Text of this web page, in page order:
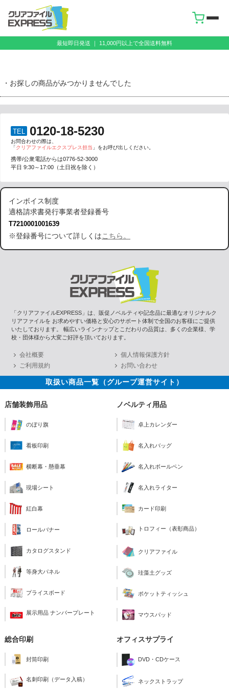
最短即日発送 ｜ 11,000円以上で全国送料無料
・お探しの商品がみつかりませんでした
TEL 0120-18-5230
お問合わせの際は、
「クリアファイルエクスプレス担当 」をお呼び出しください。
携帯/公衆電話からは0776-52-3000
平日 9:30～17:00（土日祝を除く）
インボイス制度
適格請求書発行事業者登録番号
T7210001001639
※登録番号について詳しくはこちら。
「クリアファイルEXPRESS」は、販促ノベルティや記念品に最適なオリジナルク
リアファイルを お求めやすい価格と安心のサポート体制で全国のお客様にご提供
いたしております。 幅広いラインナップとこだわりの品質は、多くの企業様、学
校・団体様から大変ご好評を頂いております。
会社概要
個人情報保護方針
ご利用規約
お問い合わせ
取扱い商品一覧（グループ運営サイト）
店舗装飾用品
のぼり旗
看板印刷
横断幕・懸垂幕
現場シート
紅白幕
ロールバナー
カタログスタンド
等身大パネル
プライスボード
展示用品 ナンバープレート
ノベルティ用品
卓上カレンダー
名入れバッグ
名入れボールペン
名入れライター
カード印刷
トロフィー（表彰商品）
クリアファイル
珪藻土グッズ
ポケットティッシュ
マウスパッド
総合印刷
封筒印刷
名刺印刷（データ入稿）
オフィスサプライ
DVD・CDケース
ネックストラップ